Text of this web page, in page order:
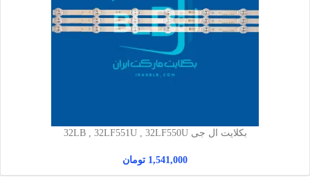
بکلایت ال جی 32LB , 32LF551U , 32LF550U
1,541,000 تومان